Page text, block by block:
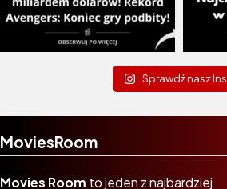
Sprawdź nasz
MoviesRoom
Movies Room to jeden z najbardziej